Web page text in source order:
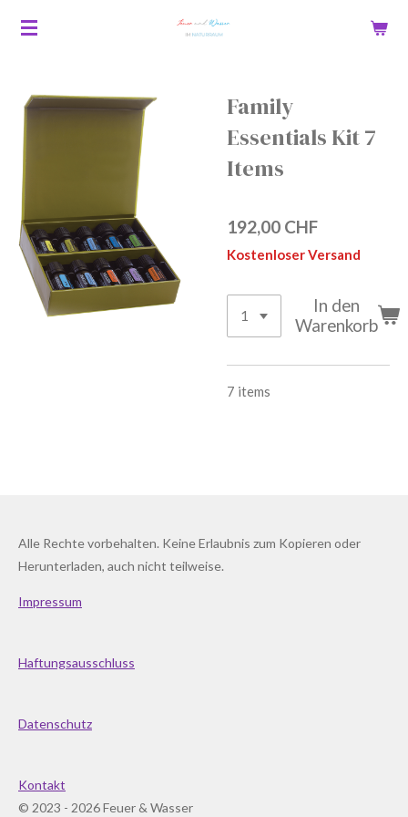
Zum
Family
Essentials Kit 7
Items
192,00 CHF
Kostenloser Versand
In den
Warenkorb
7 items
Alle Rechte vorbehalten. Keine Erlaubnis zum Kopieren oder
Herunterladen, auch nicht teilweise.
Impressum
Haftungsausschluss
Datenschutz
Kontakt
© 2023 - 2026 Feuer & Wasser